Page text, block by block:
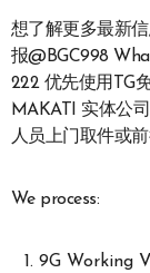
想了解更多最新
报@BGC998
222 优先使用TG
MAKATI 实体公
人员上门取件或
We process:
9G Working